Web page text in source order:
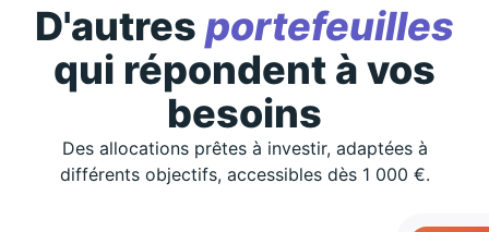
D'autres portefeuilles
qui répondent à vos
besoins
Des allocations prêtes à investir, adaptées à
différents objectifs, accessibles dès 1 000 €.